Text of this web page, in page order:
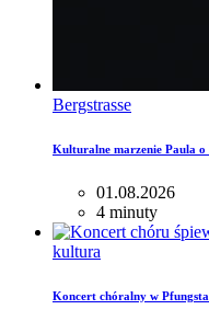
Bergstrasse
Kulturalne marzenie Paula o
01.08.2026
4 minuty
kultura
Koncert chóralny w